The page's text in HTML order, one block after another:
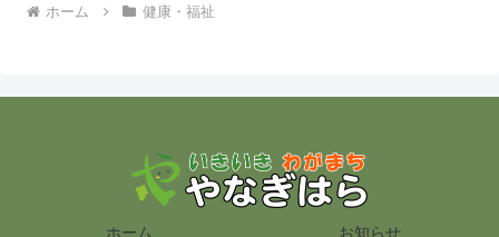
ホーム 健康・福祉
ホーム お知らせ